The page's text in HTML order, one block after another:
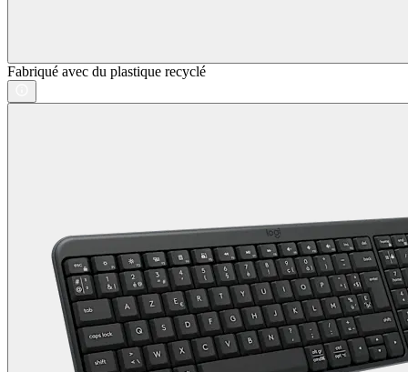
Fabriqué avec du plastique recyclé